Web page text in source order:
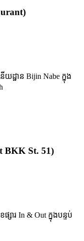
ដ្ឋាន Bijin Nabe ក្នុង
BKK St. 51)
សារ In & Out ក្នុងបន្ទប់